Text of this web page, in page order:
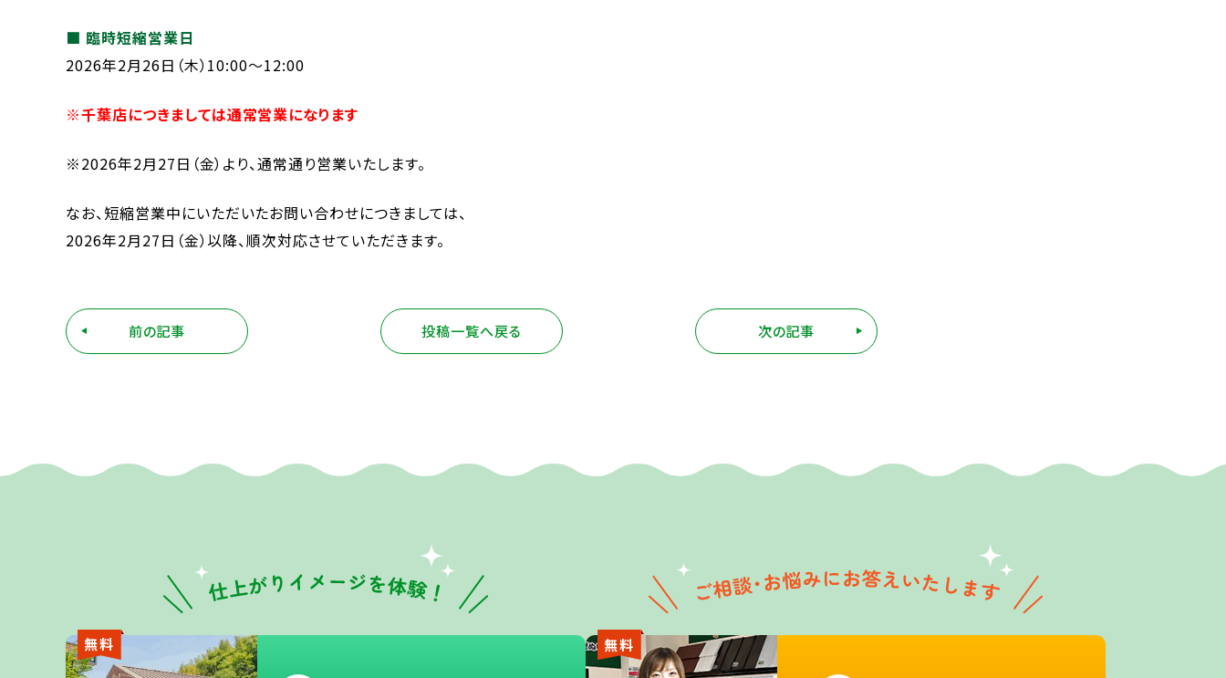
■ 臨時短縮営業日
2026年2月26日（木）10:00～12:00
※千葉店につきましては通常営業になります
※2026年2月27日（金）より、通常通り営業いたします。
なお、短縮営業中にいただいたお問い合わせにつきましては、
2026年2月27日（金）以降、順次対応させていただきます。
前の記事 投稿一覧へ戻る 次の記事
無料 無料